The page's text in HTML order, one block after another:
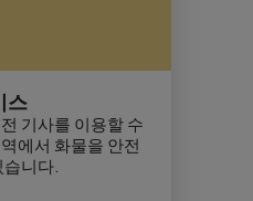
스
기사를 이용할 수
에서 화물을 안전
니다.